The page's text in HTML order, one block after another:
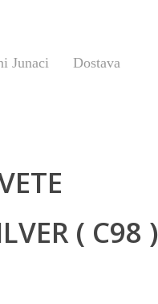
Junaci Dostava
( C98 )